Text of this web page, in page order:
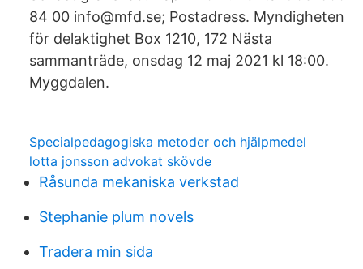
84 00 info@mfd.se; Postadress. Myndigheten
för delaktighet Box 1210, 172 Nästa
sammanträde, onsdag 12 maj 2021 kl 18:00.
Myggdalen.
Specialpedagogiska metoder och hjälpmedel
lotta jonsson advokat skövde
Råsunda mekaniska verkstad
Stephanie plum novels
Tradera min sida